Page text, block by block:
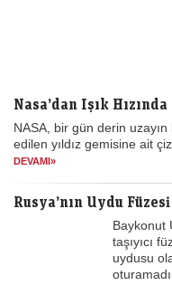
Nasa’dan Işık
NASA, bir gün derin
edilen yıldız gemisine ait
DEVAMI»
Rusya’nın Uydu
Baykonut
taşıyıcı
uydusu